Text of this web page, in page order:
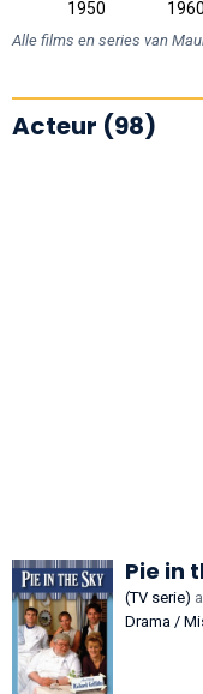
19401950 1960
2000
Alle films en series van
Acteur (98)
Pie in
(TV serie)
Drama /